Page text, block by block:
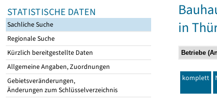
STATISTISCHE DATEN
Sachliche Suche
Regionale Suche
Kürzlich bereitgestellte Daten
Allgemeine Angaben, Zuordnungen
Gebietsveränderungen,
Änderungen zum Schlüsselverzeichnis
in
komplett